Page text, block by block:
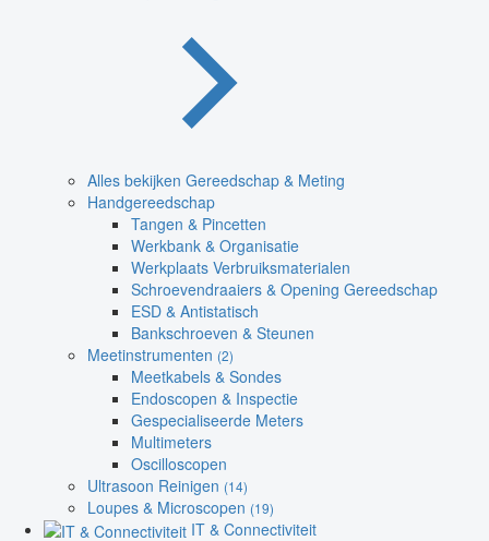
Alles bekijken Gereedschap & Meting
Handgereedschap
Tangen & Pincetten
Werkbank & Organisatie
Werkplaats Verbruiksmaterialen
Schroevendraaiers & Opening Gereedschap
ESD & Antistatisch
Bankschroeven & Steunen
Meetinstrumenten (2)
Meetkabels & Sondes
Endoscopen & Inspectie
Gespecialiseerde Meters
Multimeters
Oscilloscopen
Ultrasoon Reinigen (14)
Loupes & Microscopen (19)
IT & Connectiviteit